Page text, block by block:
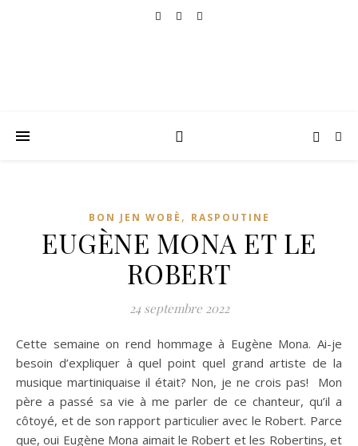
BON JEN WOBÈ , RASPOUTINE
EUGÈNE MONA ET LE
ROBERT
24 septembre 2022
Cette semaine on rend hommage à Eugène Mona. Ai-je
besoin d’expliquer à quel point quel grand artiste de la
musique martiniquaise il était? Non, je ne crois pas! Mon
père a passé sa vie à me parler de ce chanteur, qu’il a
côtoyé, et de son rapport particulier avec le Robert. Parce
que, oui Eugène Mona aimait le Robert et les Robertins, et